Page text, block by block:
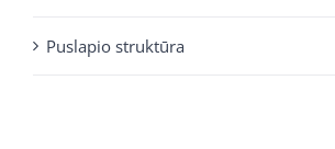
Puslapio struktūra